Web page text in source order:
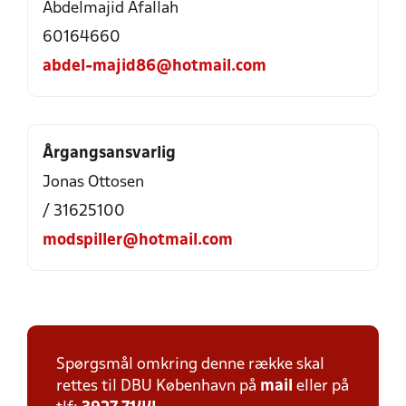
Abdelmajid Afallah
60164660
abdel-majid86@hotmail.com
Årgangsansvarlig
Jonas Ottosen
/ 31625100
modspiller@hotmail.com
Spørgsmål omkring denne række skal
rettes til DBU København på mail eller på